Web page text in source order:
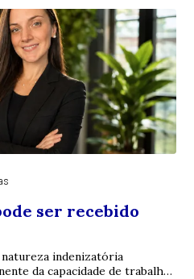
ser recebido
indenizatória
da capacidade de trabalho